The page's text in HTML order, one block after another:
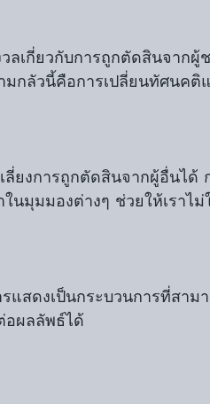
ลเกี่ยวกับการถูกตัดสินจากผู้
มกลัวนี้คือการเปลี่ยนทัศนคติ
นมุมมองต่างๆ ช่วยให้เราไ
อผลลัพธ์ได้